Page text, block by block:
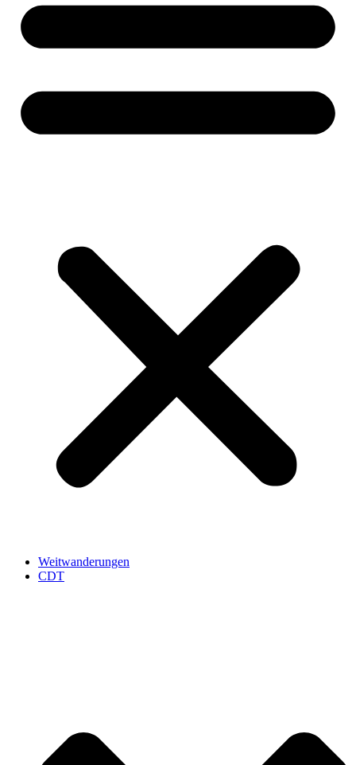
Weitwanderungen
CDT